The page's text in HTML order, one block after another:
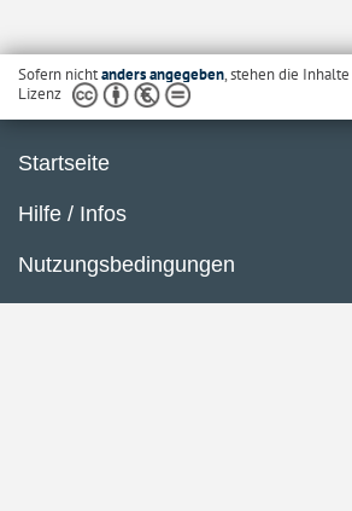
Sofern nichtanders angegeben, stehen die
Lizenz
Startseite
Hilfe / Infos
Nutzungsbedingungen